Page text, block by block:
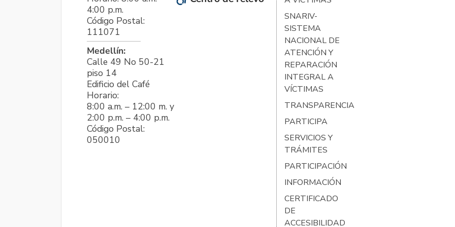
4:00 p.m.
Código Postal:
111071
Medellín:
Calle 49 No 50-21
piso 14
Edificio del Café
Horario:
8:00 a.m. – 12:00 m. y
2:00 p.m. – 4:00 p.m.
Código Postal:
050010
SNARIV-
SISTEMA
NACIONAL DE
ATENCIÓN Y
REPARACIÓN
INTEGRAL A
VÍCTIMAS
TRANSPARENCIA
PARTICIPA
SERVICIOS Y
TRÁMITES
PARTICIPACIÓN
INFORMACIÓN
CERTIFICADO
DE
ACCESIBILIDAD